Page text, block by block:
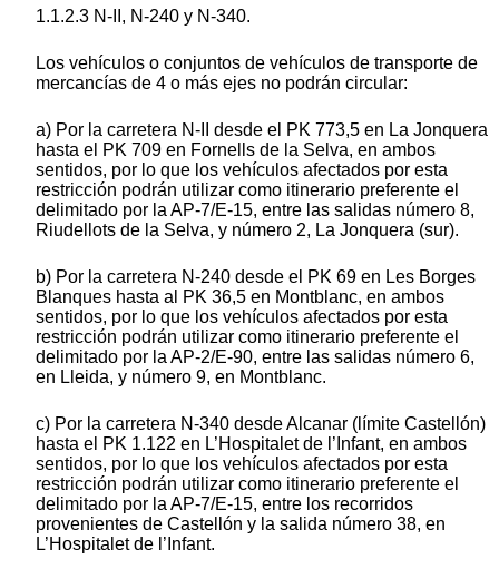
1.1.2.3 N-II, N-240 y N-340.
Los vehículos o conjuntos de vehículos de transporte de
mercancías de 4 o más ejes no podrán circular:
a) Por la carretera N-II desde el PK 773,5 en La Jonquera
hasta el PK 709 en Fornells de la Selva, en ambos
sentidos, por lo que los vehículos afectados por esta
restricción podrán utilizar como itinerario preferente el
delimitado por la AP-7/E-15, entre las salidas número 8,
Riudellots de la Selva, y número 2, La Jonquera (sur).
b) Por la carretera N-240 desde el PK 69 en Les Borges
Blanques hasta al PK 36,5 en Montblanc, en ambos
sentidos, por lo que los vehículos afectados por esta
restricción podrán utilizar como itinerario preferente el
delimitado por la AP-2/E-90, entre las salidas número 6,
en Lleida, y número 9, en Montblanc.
c) Por la carretera N-340 desde Alcanar (límite Castellón)
hasta el PK 1.122 en L’Hospitalet de l’Infant, en ambos
sentidos, por lo que los vehículos afectados por esta
restricción podrán utilizar como itinerario preferente el
delimitado por la AP-7/E-15, entre los recorridos
provenientes de Castellón y la salida número 38, en
L’Hospitalet de l’Infant.